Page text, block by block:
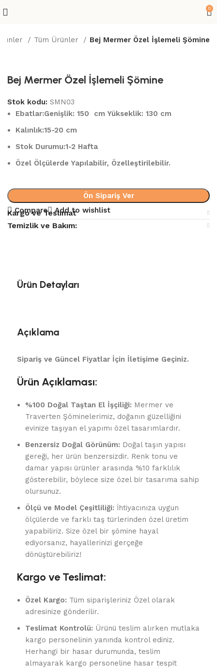
0
Tüm Ürünler Bej Mermer Özel İşlemeli Şömine
Bej Mermer Özel İşlemeli Şömine
Stok kodu:SMN03
Ebatlar:Genişlik: 150 cm Yükseklik: 130 cm
Kalınlık:15-20 cm
Stok Durumu:1-2 Hafta
Özel Ölçülerde Yapılabilir, Özelleştirilebilir.
Ön Sipariş Ver
Compare
Add to wishlist
Kargo ve Teslimat
Temizlik ve Bakım:
Ürün Detayları
Açıklama
Sipariş ve Güncel Fiyatlar İçin İletişime Geçiniz.
Ürün Açıklaması:
%100 Doğal Taştan El İşçiliği: Mermer ve
Traverten Şöminelerimiz, doğanın güzelliğini
evinize taşıyan el yapımı özel tasarımlardır.
Benzersiz Doğal Görünüm: Doğal taşın yapısı
gereği, her ürün benzersizdir. Renk tonu ve
damar yapısı ürünler arasında %10 farklılık
gösterebilir, böylece size özel bir tasarıma sahip
olursunuz.
Ölçü ve Model Çeşitliliği: İhtiyacınıza uygun
ölçülerde ve farklı taş türlerinden özel üretim
yapabiliriz. Size özel bir şömine hayal
ediyorsanız, hayallerinizi gerçeğe
dönüştürebiliriz!
Kargo ve Teslimat:
Özel Kargo: Tüm siparişleriniz Özel olarak
adresinize gönderilir.
Teslimat Kontrolü: Ürünü teslim alırken mutlaka
kargo personelinin yanında kontrol ediniz.
Herhangi bir hasar durumunda, teslim
almayarak kargo personeline hasar tespit